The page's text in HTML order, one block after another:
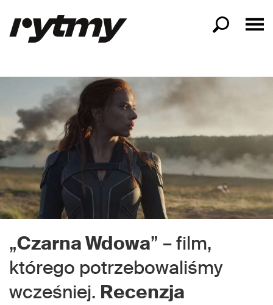
„Czarna Wdowa” – film,
którego potrzebowaliśmy
wcześniej. Recenzja